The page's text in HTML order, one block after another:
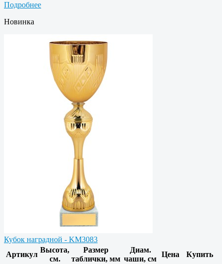
Подробнее
Новинка
Кубок наградной - KM3083
Артикул
Высота,
см.
Размер
таблички, мм
Диам.
чаши, см
Цена Купить